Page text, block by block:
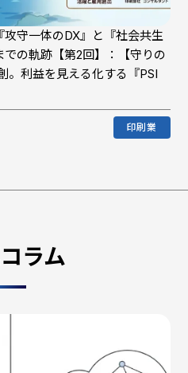
守一体のDX』と『社会共生
の軌跡【第2回】：【守りの
。利益を見える化する『PSI
印刷業
ラム